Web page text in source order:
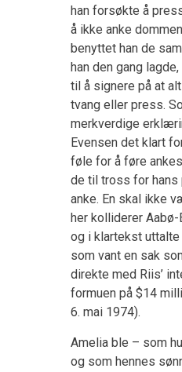
han forsøkte å
å ikke anke
benyttet han de
han den gang
til å signere på at
tvang eller press.
merkverdige
Evensen det klart
føle for å føre
de til tross for hans
anke. En skal ikke
her kolliderer
og i klartekst
som vant en sak
direkte med Riis’
formuen på $14
6. mai 1974).
Amelia ble – som
og som hennes